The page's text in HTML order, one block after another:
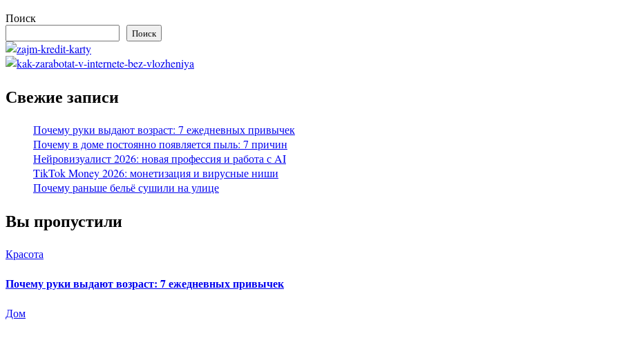
Поиск
Поиск
Свежие записи
Почему руки выдают возраст: 7 ежедневных привычек
Почему в доме постоянно появляется пыль: 7 причин
Нейровизуалист 2026: новая профессия и работа с AI
TikTok Money 2026: монетизация и вирусные ниши
Почему раньше бельё сушили на улице
Вы пропустили
Красота
Почему руки выдают возраст: 7 ежедневных привычек
Дом